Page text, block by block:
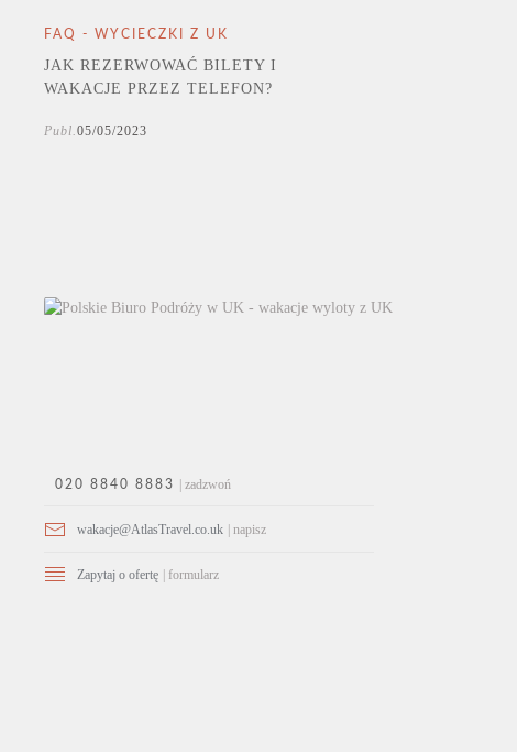
FAQ - WYCIECZKI Z UK
JAK REZERWOWAĆ BILETY I
WAKACJE PRZEZ TELEFON?
Publ.05/05/2023
020 8840 8883 | zadzwoń
wakacje@AtlasTravel.co.uk | napisz
Zapytaj o ofertę | formularz